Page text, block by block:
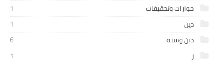
حوارات وتحقيقات
1
دين
1
دين وسنه
6
ر
1